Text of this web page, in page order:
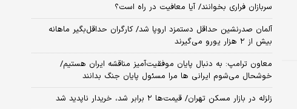
سربازان فراری بخوانند/ آیا معافیت در راه است؟
آلمان صدرنشین حداقل دستمزد اروپا شد/ کارگران حداقل‌بگیر ماهانه
بیش از ۲ هزار یورو می‌گیرند
معاون ترامپ: به دنبال پایان موفقیت‌آمیز مناقشه ایران هستیم/
خوشحال می‌شوم ایرانی ها مرا مسئول پایان جنگ بدانند
زلزله در بازار مسکن تهران/ قیمت‌ها ۲ برابر شد، خریدار ناپدید شد